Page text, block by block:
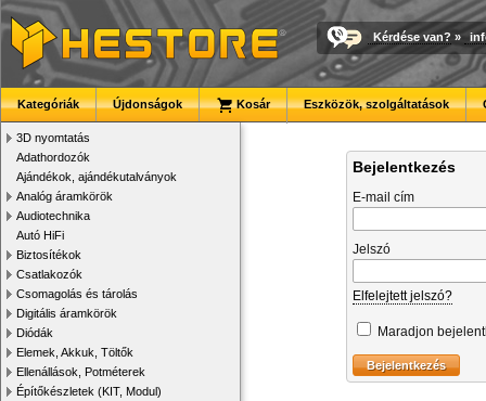
Kérdése van? »
Kategóriák Újdonságok Kosár Eszközök, szolgáltatások
3D nyomtatás
Adathordozók
Ajándékok, ajándékutalványok
Analóg áramkörök
Audiotechnika
Autó HiFi
Biztosítékok
Csatlakozók
Csomagolás és tárolás
Digitális áramkörök
Diódák
Elemek, Akkuk, Töltők
Ellenállások, Potméterek
Építőkészletek (KIT, Modul)
Bejelentkezés
E-mail cím
Jelszó
Elfelejtett jelszó?
Maradjon